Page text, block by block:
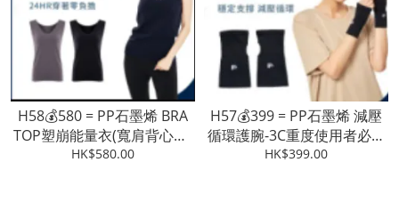
H58💰580 = PP石墨烯 BRA
TOP塑崩能量衣(寬肩背心款)
(黑 / 灰) (M Size)【3 - 4星期
HK$580.00
H57💰399 = PP石墨烯 減壓
循環護腕-3C重度使用者必備
【3 - 4星期發貨】
HK$399.00